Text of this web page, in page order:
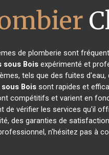
de plomberie sont
sous Bois expérimenté et
tels que des fuites
sous Boissont rapides et
compétitifs et varient en
de vérifier les services qu'il
des garanties de
n'hésitez pas à